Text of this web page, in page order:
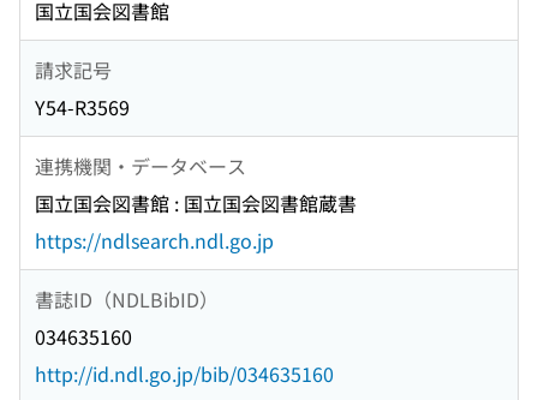
国立国会図書館
請求記号
Y54-R3569
連携機関・データベース
国立国会図書館 : 国立国会図書館蔵書
https://ndlsearch.ndl.go.jp
書誌ID（NDLBibID）
034635160
http://id.ndl.go.jp/bib/034635160